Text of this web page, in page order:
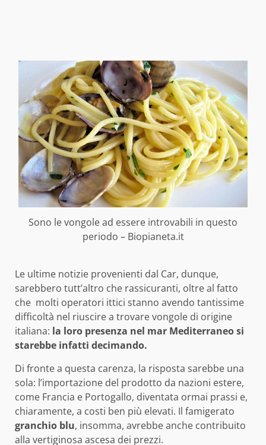
Sono le vongole ad essere introvabili in questo
periodo – Biopianeta.it
Le ultime notizie provenienti dal Car, dunque,
sarebbero tutt’altro che rassicuranti, oltre al fatto
che molti operatori ittici stanno avendo tantissime
difficoltà nel riuscire a trovare vongole di origine
italiana: la loro presenza nel mar Mediterraneo si
starebbe infatti decimando.
Di fronte a questa carenza, la risposta sarebbe una
sola: l’importazione del prodotto da nazioni estere,
come Francia e Portogallo, diventata ormai prassi e,
chiaramente, a costi ben più elevati. Il famigerato
granchio blu, insomma, avrebbe anche contribuito
alla vertiginosa ascesa dei prezzi.